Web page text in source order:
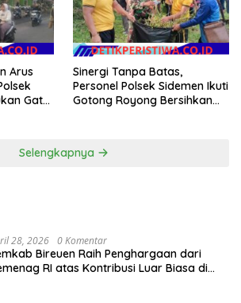
Arus
Gatur
Sinergi Tanpa Batas,
Personel Polsek Sidemen Ikuti
Gotong Royong Bersihkan
Selengkapnya
28, 2026 0 Komentar
Bireuen Raih Penghargaan dari
RI atas Kontribusi Luar Biasa di